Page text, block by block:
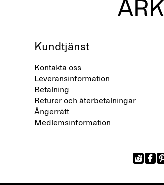
Kundtjänst
Kontakta oss
Leveransinformation
Betalning
Returer och återbetalningar
Ångerrätt
Medlemsinformation